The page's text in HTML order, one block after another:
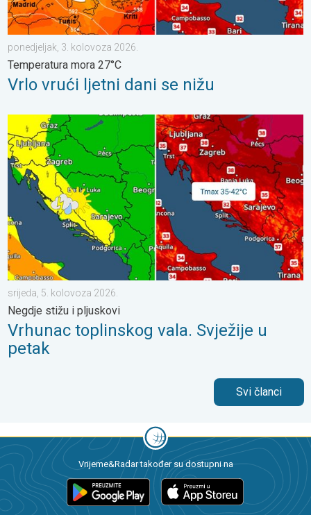
ponedjeljak, 3. kolovoza 2026.
Temperatura mora 27°C
Vrlo vrući ljetni dani se nižu
Vrhunac toplinskog vala. Svježije u petak. Negdje stižu i
srijeda, 5. kolovoza 2026.
Negdje stižu i pljuskovi
Vrhunac toplinskog vala. Svježije u
petak
Svi članci
Vrijeme&Radar također su dostupni na